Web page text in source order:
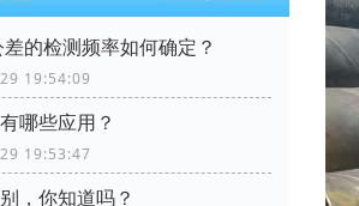
的检测频率如何确定？
19:54:09
哪些应用？
19:53:47
，你知道吗？